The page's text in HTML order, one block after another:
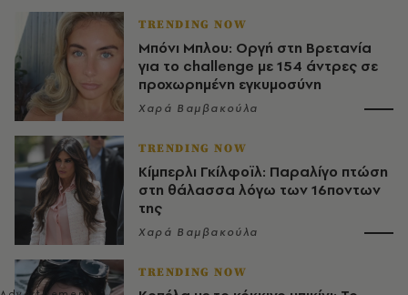
TRENDING NOW
Μπόνι Μπλου: Οργή στη Βρετανία
για το challenge με 154 άντρες σε
προχωρημένη εγκυμοσύνη
Χαρά Βαμβακούλα
TRENDING NOW
Κίμπερλι Γκίλφοϊλ: Παραλίγο πτώση
στη θάλασσα λόγω των 16ποντων
της
Χαρά Βαμβακούλα
TRENDING NOW